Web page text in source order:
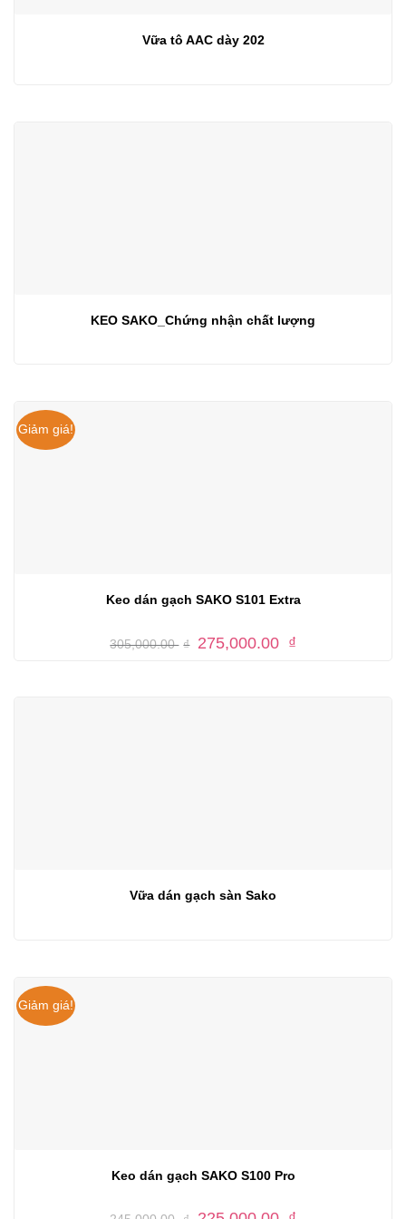
Vữa tô AAC dày 202
KEO SAKO_Chứng nhận chất lượng
Giảm giá!
Keo dán gạch SAKO S101 Extra
305,000.00 ₫ Giá
275,000.00 ₫Giá
Vữa dán gạch sàn Sako
Giảm giá!
Keo dán gạch SAKO S100 Pro